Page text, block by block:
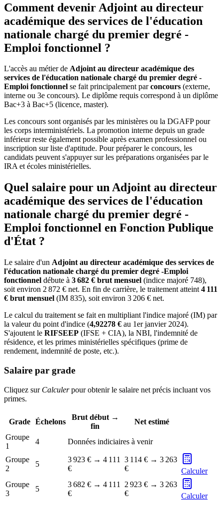
Comment devenir Adjoint au directeur
académique des services de l'éducation
nationale chargé du premier degré -
Emploi fonctionnel ?
L'accès au métier de Adjoint au directeur académique des
services de l'éducation nationale chargé du premier degré -
Emploi fonctionnel se fait principalement parconcours (externe,
interne ou 3e concours). Le diplôme requis correspond à un diplôme
Bac+3 à Bac+5 (licence, master).
Les concours sont organisés par les ministères ou la DGAFP pour
les corps interministériels. La promotion interne depuis un grade
inférieur reste également possible après examen professionnel ou
inscription sur liste d'aptitude. Pour préparer le concours, les
candidats peuvent s'appuyer sur les préparations organisées par le
IRA et écoles ministérielles.
Quel salaire pour un Adjoint au directeur
académique des services de l'éducation
nationale chargé du premier degré -
Emploi fonctionnel en Fonction Publique
d'État ?
Le salaire d'un Adjoint au directeur académique des services de
l'éducation nationale chargé du premier degré -Emploi
fonctionnel débute à 3 682 € brut mensuel (indice majoré 748),
soit environ 2 872 € net. En fin de carrière, le traitement atteint 4 111
€ brut mensuel (IM 835), soit environ 3 206 € net.
Le calcul du traitement se fait en multipliant l'indice majoré (IM) par
la valeur du point d'indice (4,92278 € au 1er janvier 2024).
S'ajoutent le RIFSEEP (IFSE + CIA), la NBI, l'indemnité de
résidence, et les primes ministérielles spécifiques (prime de
rendement, indemnité de poste, etc.).
Salaire par grade
Cliquez sur Calculerpour obtenir le salaire net précis incluant vos
primes.
Grade Échelons
Brut début →
fin
Net estimé
Groupe
1
4 Données indiciaires à venir
Groupe
2
5
3 923 € → 4 111
€
3 114 € → 3 263
€
Calculer
Groupe
3
5
3 682 € → 4 111
€
2 923 € → 3 263
€
Calculer